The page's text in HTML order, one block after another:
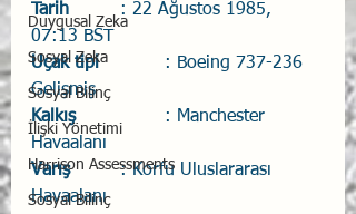
Duygusal Zeka
Sosyal Zeka
Sosyal Bilinç
İlişki Yönetimi
Harrison Assessments
Sosyal Bilinç
Tarih
		:
22 Ağustos 1985,
07:13 BST
Uçak tipi
		:
Boeing 737-236
Gelişmiş
Kalkış
		:
Manchester
Havaalanı
Varış
		:
Korfu Uluslararası
Havaalanı